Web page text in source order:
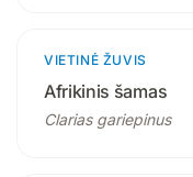
3
VIETINĖ ŽUVIS
Afrikinis šamas
Clarias gariepinus